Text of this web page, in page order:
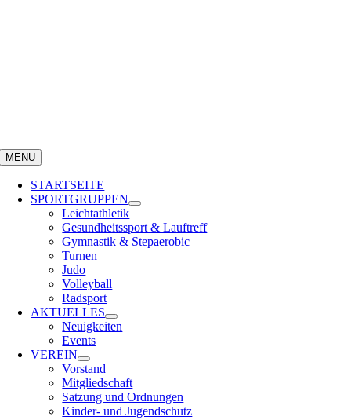
MENU
STARTSEITE
SPORTGRUPPEN
Leichtathletik
Gesundheitssport & Lauftreff
Gymnastik & Stepaerobic
Turnen
Judo
Volleyball
Radsport
AKTUELLES
Neuigkeiten
Events
VEREIN
Vorstand
Mitgliedschaft
Satzung und Ordnungen
Kinder- und Jugendschutz